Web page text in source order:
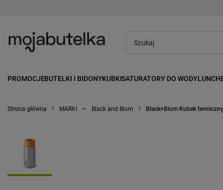
PROMOCJEBUTELKI I BIDONYKUBKISATURATORY DO WODY
Strona główna MARKI Black and Blum Black+Blum Kubek